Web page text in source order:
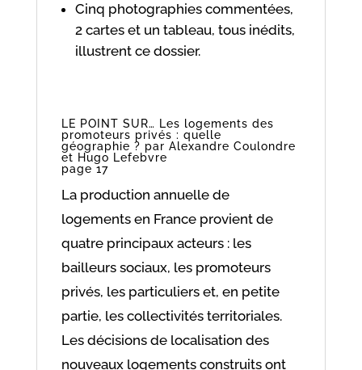
Cinq photographies commentées,
2 cartes et un tableau, tous inédits,
illustrent ce dossier.
LE POINT SUR… Les logements des
promoteurs privés : quelle
géographie ? par Alexandre Coulondre
et Hugo Lefebvre
page 17
La production annuelle de
logements en France provient de
quatre principaux acteurs : les
bailleurs sociaux, les promoteurs
privés, les particuliers et, en petite
partie, les collectivités territoriales.
Les décisions de localisation des
nouveaux logements construits ont